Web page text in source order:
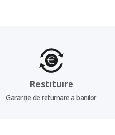
Restituire
Garanție de returnare a banilor